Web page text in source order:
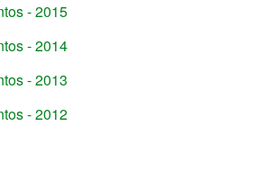
- 2015
- 2014
- 2013
- 2012